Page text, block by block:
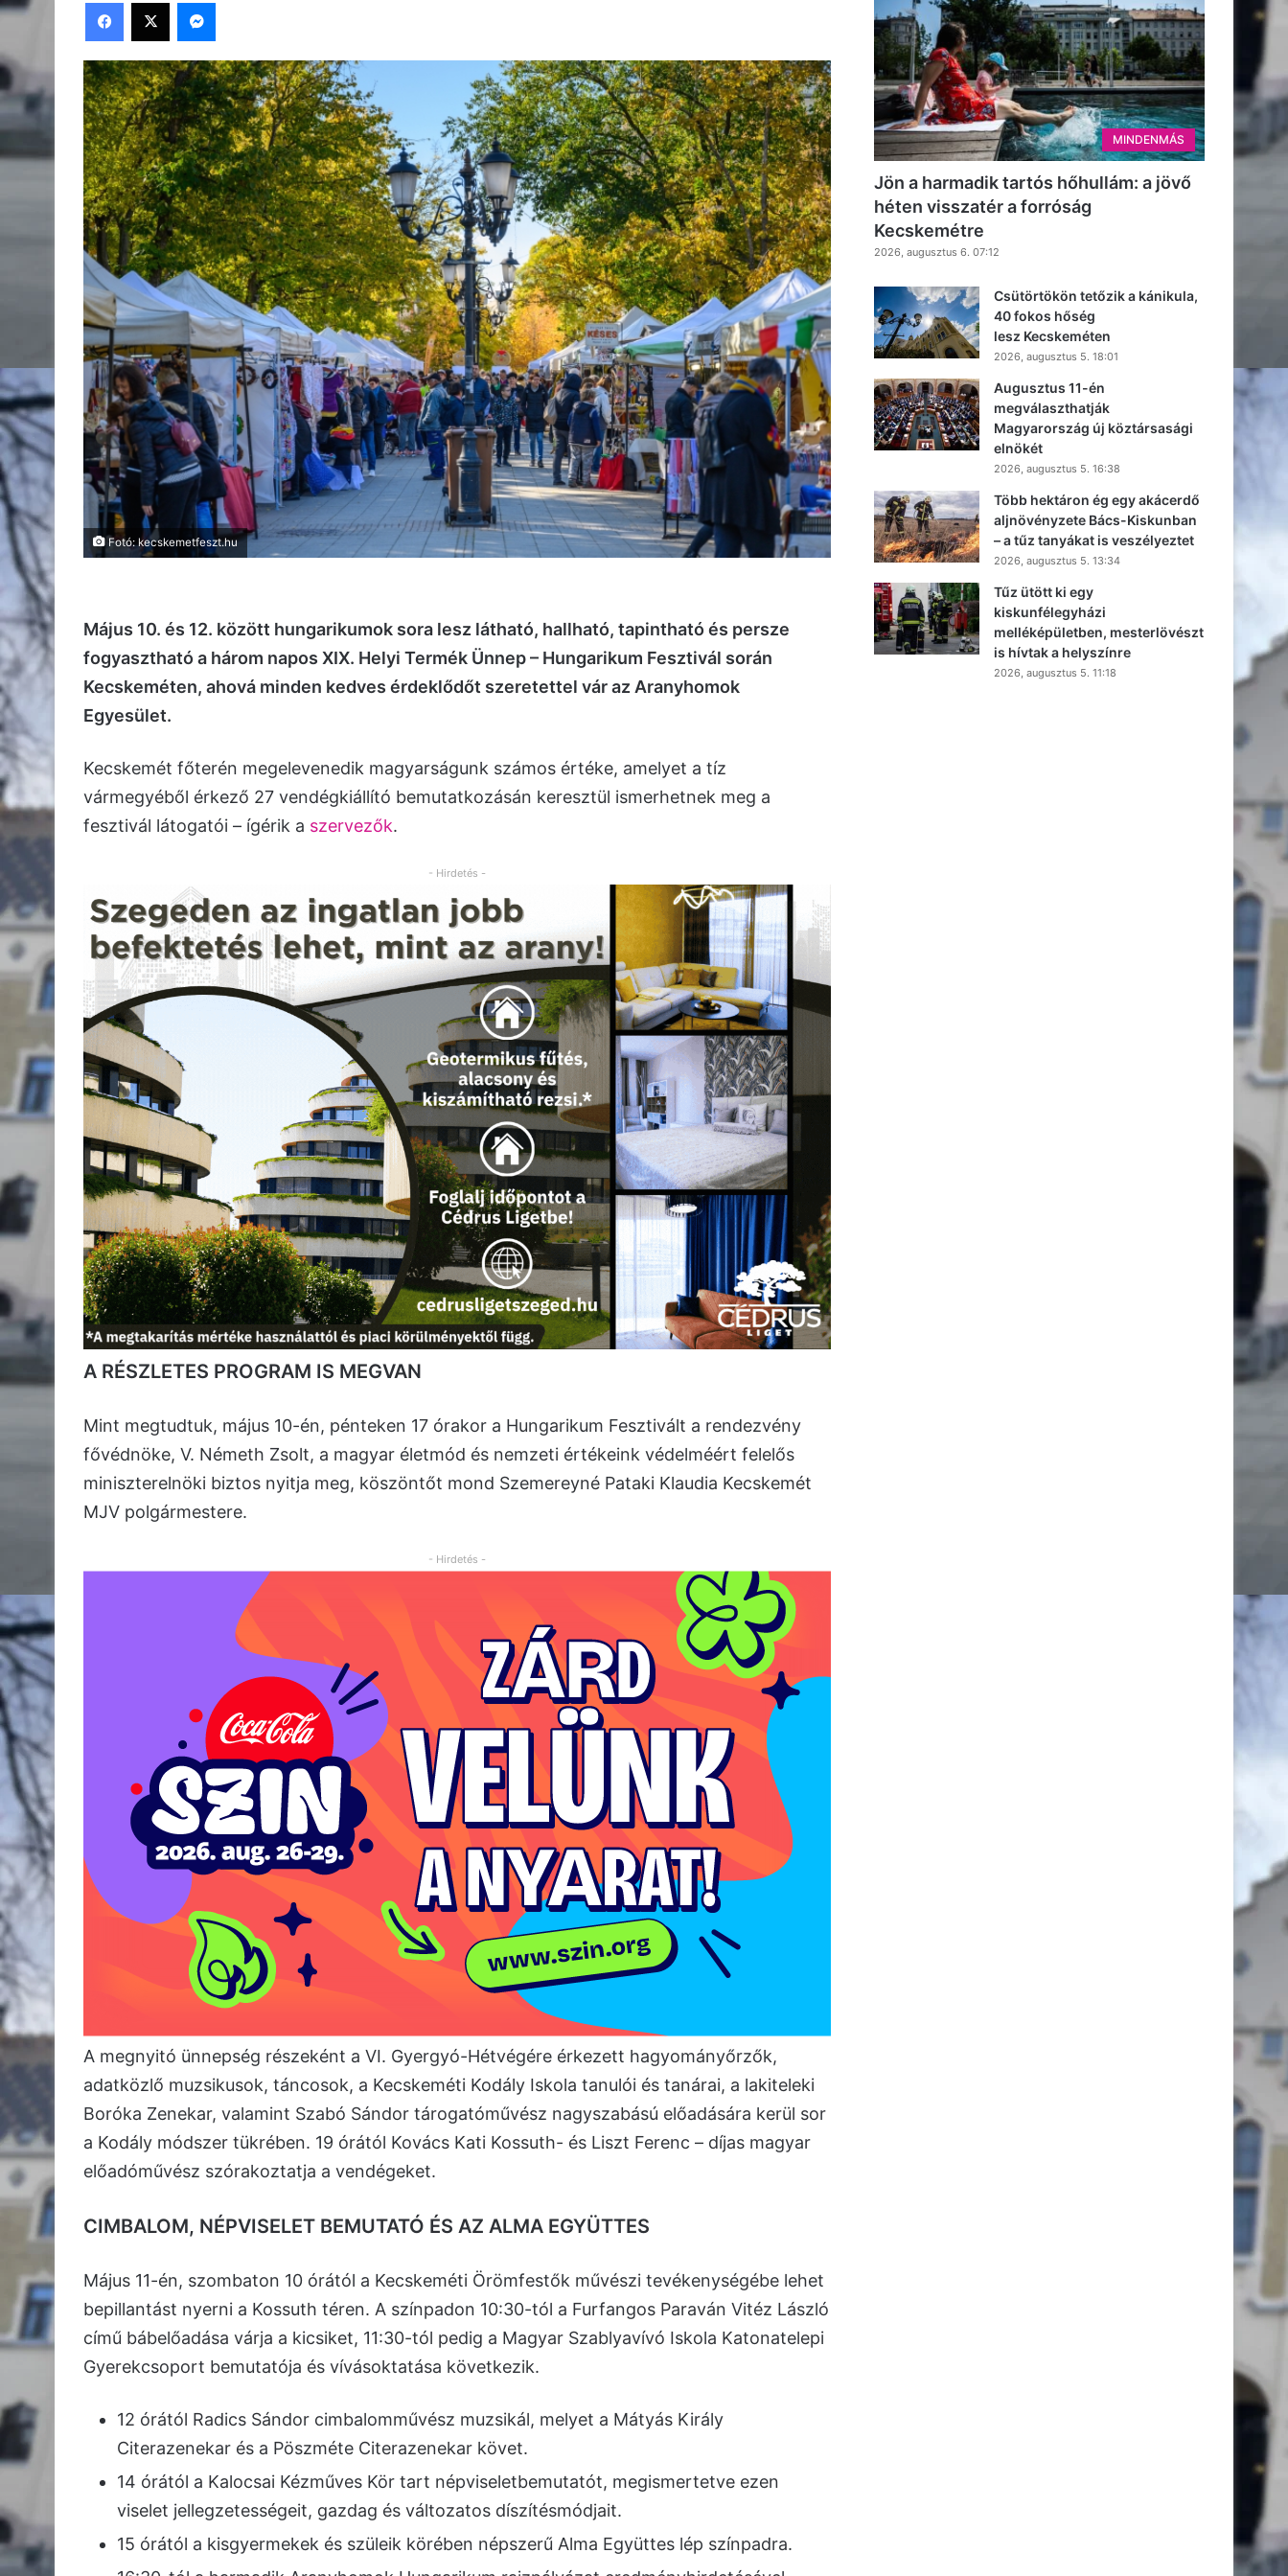
Fotó: kecskemetfeszt.hu
Május 10. és 12. között hungarikumok sora lesz látható, hallható, tapintható és persze
fogyasztható a három napos XIX. Helyi Termék Ünnep – Hungarikum Fesztivál során
Kecskeméten, ahová minden kedves érdeklődőt szeretettel vár az Aranyhomok
Egyesület.
Kecskemét főterén megelevenedik magyarságunk számos értéke, amelyet a tíz
vármegyéből érkező 27 vendégkiállító bemutatkozásán keresztül ismerhetnek meg a
fesztivál látogatói – ígérik a szervezők.
- Hirdetés -
A RÉSZLETES PROGRAM IS MEGVAN
Mint megtudtuk, május 10-én, pénteken 17 órakor a Hungarikum Fesztivált a rendezvény
fővédnöke, V. Németh Zsolt, a magyar életmód és nemzeti értékeink védelméért felelős
miniszterelnöki biztos nyitja meg, köszöntőt mond Szemereyné Pataki Klaudia Kecskemét
MJV polgármestere.
- Hirdetés -
A megnyitó ünnepség részeként a VI. Gyergyó-Hétvégére érkezett hagyományőrzők,
adatközlő muzsikusok, táncosok, a Kecskeméti Kodály Iskola tanulói és tanárai, a lakiteleki
Boróka Zenekar, valamint Szabó Sándor tárogatóművész nagyszabású előadására kerül sor
a Kodály módszer tükrében. 19 órától Kovács Kati Kossuth- és Liszt Ferenc – díjas magyar
előadóművész szórakoztatja a vendégeket.
CIMBALOM, NÉPVISELET BEMUTATÓ ÉS AZ ALMA EGYÜTTES
Május 11-én, szombaton 10 órától a Kecskeméti Örömfestők művészi tevékenységébe lehet
bepillantást nyerni a Kossuth téren. A színpadon 10:30-tól a Furfangos Paraván Vitéz László
című bábelőadása várja a kicsiket, 11:30-tól pedig a Magyar Szablyavívó Iskola Katonatelepi
Gyerekcsoport bemutatója és vívásoktatása következik.
12 órától Radics Sándor cimbalomművész muzsikál, melyet a Mátyás Király
Citerazenekar és a Pöszméte Citerazenekar követ.
14 órától a Kalocsai Kézműves Kör tart népviseletbemutatót, megismertetve ezen
viselet jellegzetességeit, gazdag és változatos díszítésmódjait.
15 órától a kisgyermekek és szüleik körében népszerű Alma Együttes lép színpadra.
MINDENMÁS
Jön a harmadik tartós hőhullám: a jövő
héten visszatér a forróság
Kecskemétre
2026, augusztus 6. 07:12
Csütörtökön tetőzik a kánikula,
40 fokos hőség
lesz Kecskeméten
2026, augusztus 5. 18:01
Augusztus 11-én
megválaszthatják
Magyarország új köztársasági
elnökét
2026, augusztus 5. 16:38
Több hektáron ég egy akácerdő
aljnövényzete Bács-Kiskunban
– a tűz tanyákat is veszélyeztet
2026, augusztus 5. 13:34
Tűz ütött ki egy
kiskunfélegyházi
melléképületben, mesterlövészt
is hívtak a helyszínre
2026, augusztus 5. 11:18